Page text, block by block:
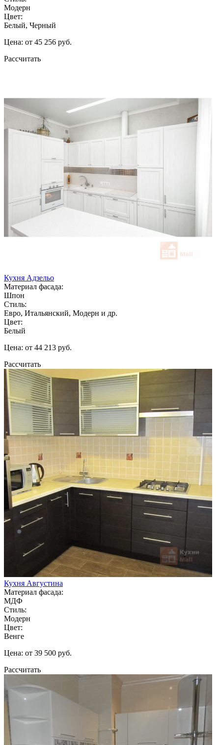
Модерн
Цвет:
Белый, Черный
Цена: от 45 256 руб.
Рассчитать
Кухня Адзельо
Материал фасада:
Шпон
Стиль:
Евро, Итальянский, Модерн и др.
Цвет:
Белый
Цена: от 44 213 руб.
Рассчитать
Кухня Августина
Материал фасада:
МДФ
Стиль:
Модерн
Цвет:
Венге
Цена: от 39 500 руб.
Рассчитать